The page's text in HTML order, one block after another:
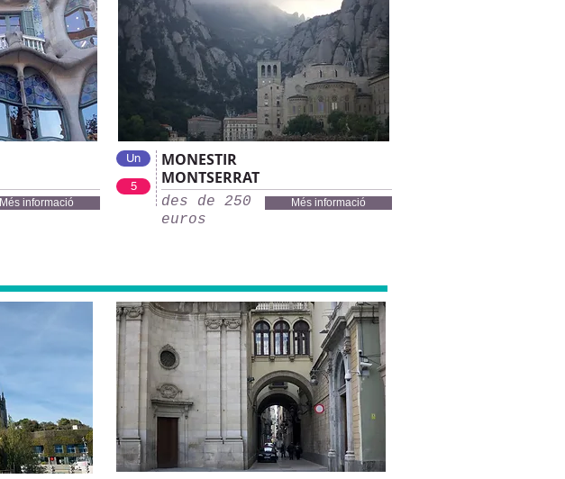
Més informació
Un
5
MONESTIR
MONTSERRAT
des de 250
euros
Més informació